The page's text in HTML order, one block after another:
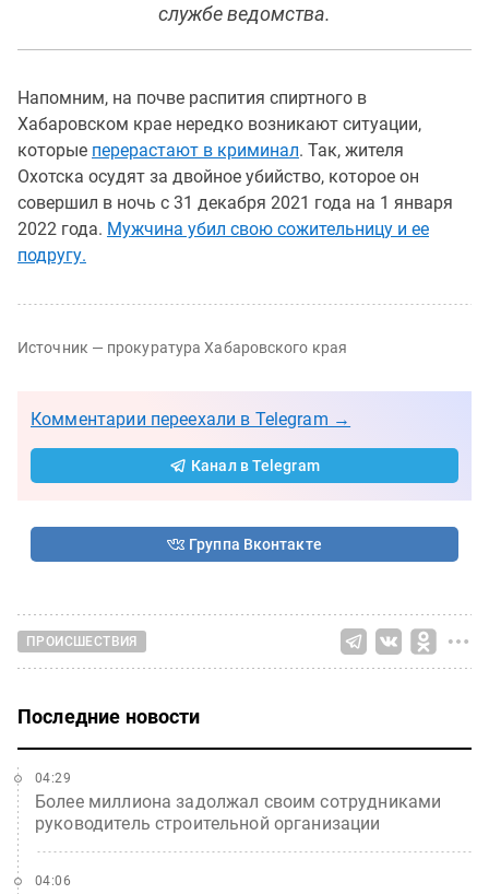
службе ведомства.
Напомним, на почве распития спиртного в
Хабаровском крае нередко возникают ситуации,
которые перерастают в криминал. Так, жителя
Охотска осудят за двойное убийство, которое он
совершил в ночь с 31 декабря 2021 года на 1 января
2022 года. Мужчина убил свою сожительницу и ее
подругу.
Источник — прокуратура Хабаровского края
Комментарии переехали в Telegram →
Канал в Telegram
Группа Вконтакте
ПРОИСШЕСТВИЯ
Последние новости
Более миллиона задолжал своим сотрудниками
руководитель строительной организации
04:29
04:06